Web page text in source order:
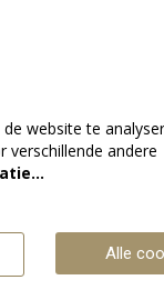
website te
verschillende andere
Alle